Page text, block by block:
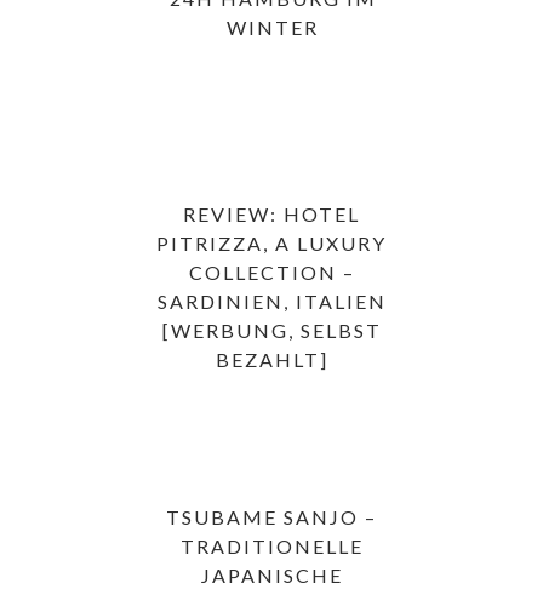
WINTER
REVIEW: HOTEL
PITRIZZA, A LUXURY
COLLECTION –
SARDINIEN, ITALIEN
[WERBUNG, SELBST
BEZAHLT]
TSUBAME SANJO –
TRADITIONELLE
JAPANISCHE